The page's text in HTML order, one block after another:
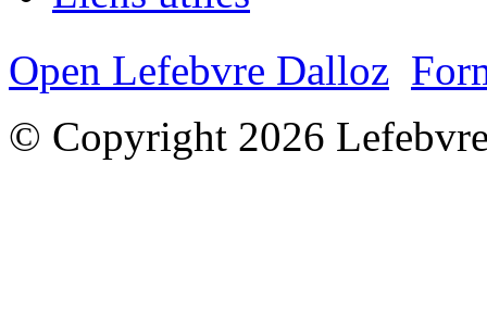
Open Lefebvre Dalloz
© Copyright 2026